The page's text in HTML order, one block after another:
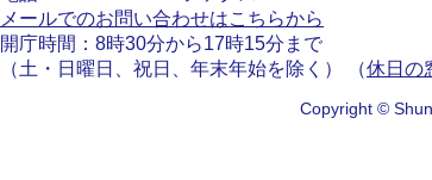
メールでのお問い合わせはこちらから
開庁時間：8時30分から17時15分まで
（土・日曜日、祝日、年末年始を除く） （休日の
Copyright ©